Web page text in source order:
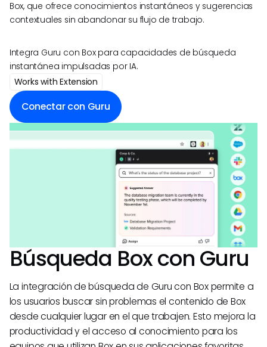
Box, que ofrece conocimientos instantáneos y sugerencias
contextuales sin abandonar su flujo de trabajo.
Integra Guru con Box para capacidades de búsqueda
instantánea impulsadas por IA.
Works with Extension
Conectar con Guru
Búsqueda Boxcon Guru
La integración de búsqueda de Guru con Box permite a
los usuarios buscar sin problemas el contenido de Box
desde cualquier lugar en el que trabajen. Esto mejora la
productividad y el acceso al conocimiento para los